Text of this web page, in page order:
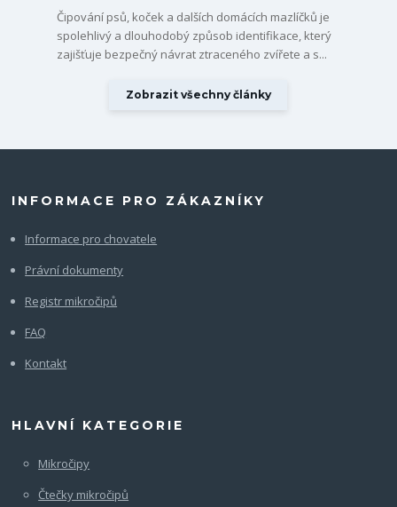
Čipování psů, koček a dalších domácích mazlíčků je
spolehlivý a dlouhodobý způsob identifikace, který
zajišťuje bezpečný návrat ztraceného zvířete a s...
Zobrazit všechny články
INFORMACE PRO ZÁKAZNÍKY
Informace pro chovatele
Právní dokumenty
Registr mikročipů
FAQ
Kontakt
HLAVNÍ KATEGORIE
Mikročipy
Čtečky mikročipů